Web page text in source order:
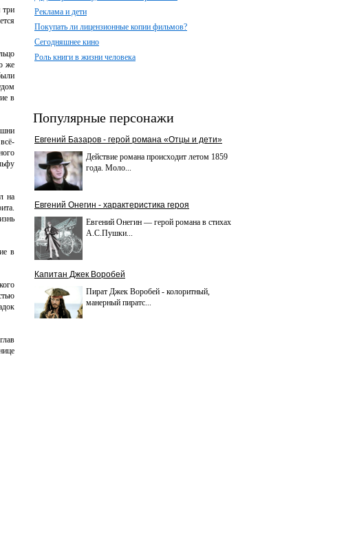
три
же
в
на
в
Реклама и дети
Покупать ли лицензионные копии фильмов?
Сегодняшнее кино
Роль книги в жизни человека
Популярные персонажи
Евгений Базаров - герой романа «Отцы и дети»
Действие романа происходит летом 1859
года. Моло...
Евгений Онегин - характеристика героя
Евгений Онегин — герой романа в стихах
А.С.Пушки...
Капитан Джек Воробей
Пират Джек Воробей - колоритный,
манерный пиратс...